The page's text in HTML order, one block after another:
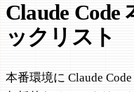
Claude Code
ックリスト
本番環境に Claude